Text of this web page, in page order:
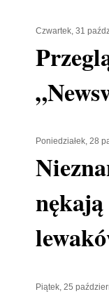
Czwartek, 31
Poniedziałek, 28
Piątek, 25